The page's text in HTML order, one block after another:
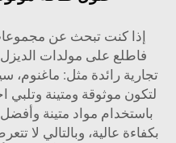
إذا كنت تبحث عن
فاطلع على مولدات
تجارية رائدة مثل: ماغنوم،
لتكون موثوقة ومتينة وتلبي
باستخدام مواد متينة وأفضل
بكفاءة عالية، وبالتالي لا